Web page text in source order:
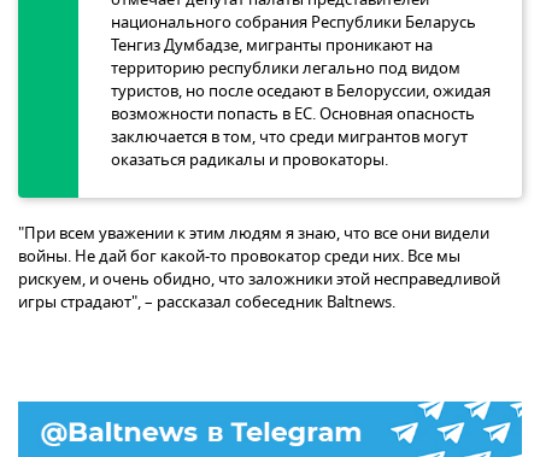
национального собрания Республики Беларусь
Тенгиз Думбадзе, мигранты проникают на
территорию республики легально под видом
туристов, но после оседают в Белоруссии, ожидая
возможности попасть в ЕС. Основная опасность
заключается в том, что среди мигрантов могут
оказаться радикалы и провокаторы.
"При всем уважении к этим людям я знаю, что все они видели
войны. Не дай бог какой-то провокатор среди них. Все мы
рискуем, и очень обидно, что заложники этой несправедливой
игры страдают", – рассказал собеседник Baltnews.